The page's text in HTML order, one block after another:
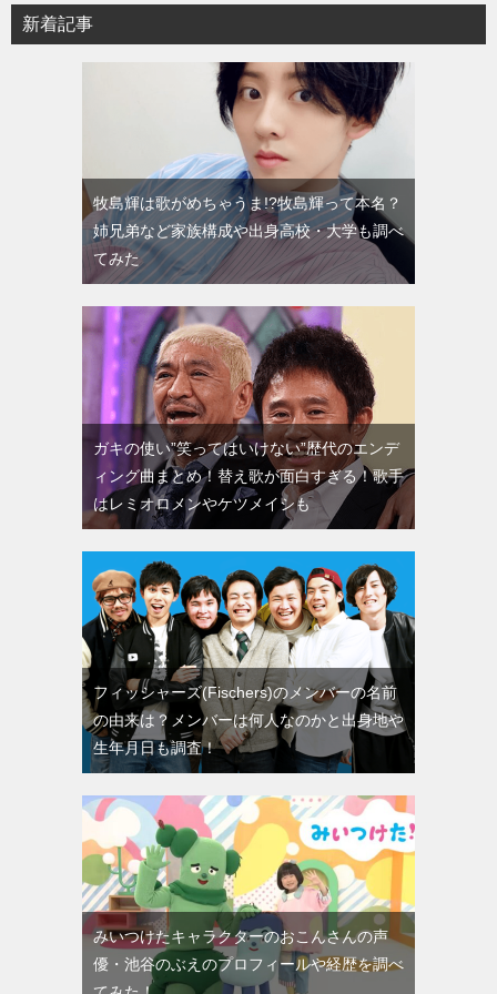
新着記事
牧島輝は歌がめちゃうま!?牧島輝って本名？
姉兄弟など家族構成や出身高校・大学も調べ
てみた
ガキの使い”笑ってはいけない”歴代のエンデ
ィング曲まとめ！替え歌が面白すぎる！歌手
はレミオロメンやケツメイシも
フィッシャーズ(Fischers)のメンバーの名前
の由来は？メンバーは何人なのかと出身地や
生年月日も調査！
みいつけたキャラクターのおこんさんの声
優・池谷のぶえのプロフィールや経歴を調べ